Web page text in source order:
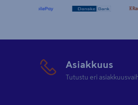
Asiakkuus
Tutustu eri